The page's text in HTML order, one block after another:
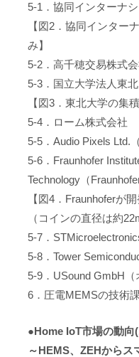
5-1．協同インターナ
【図2．協同インター
み】
5-2．高千穂交易株式
5-3．国立大学法人東
【図3．東北大学の集
5-4．ローム株式会社
5-5．Audio Pixels Ltd.
5-6．Fraunhofer
Technology（
【図4．Fraunhoferが
（コインの直径は約
5-7．
5-8．Tower
5-9．USound GmbH（
6．圧電MEMSの技術
●Home IoT市場の動向
～HEMS、ZEHからス